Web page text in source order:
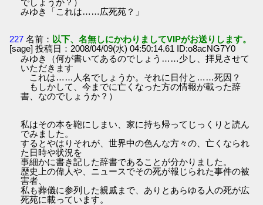
みゆき「これは……広死苑？」
227 名前： 以下、名無しにかわりましてVIPがお送りします。
[sage] 投稿日：2008/04/09(水) 04:50:14.61 ID:o8acNG7Y0
みゆき（何が書いてあるのでしょう……少し、拝見させて
いただきます
これは……人名でしょうか。それに日付と……死因？
もしかして、今までに亡くなった方の情報が載った辞
書、なのでしょうか？）
私はその本を鞄にしまい、家に持ち帰ってじっくりと読ん
でみました。
するとやはりそれが、世界中の色んな方々の、亡くなられ
た日時や状況を
事細かに書き記した辞書であることが分かりました。
歴史上の偉人や、ニュースでその死が報じられた事件の被
害者、
私も葬儀に参列した親戚まで、ありとあらゆる人の死が広
死苑に載っています。